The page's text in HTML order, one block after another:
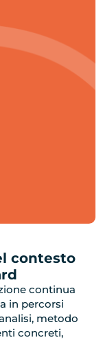
contesto
continua
in percorsi
metodo
concreti,